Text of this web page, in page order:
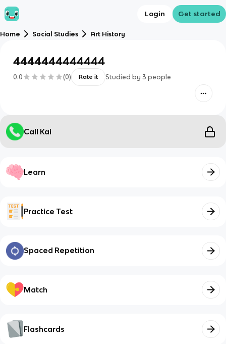
Login Get started
Home Social Studies Art History
4444444444444
0.0 (0) Rate it Studied by 3 people
Call Kai
Learn
Practice Test
Spaced Repetition
Match
Flashcards